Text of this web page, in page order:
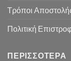
Τρόποι
Πολιτική
ΠΕΡΙΣΣΌΤΕΡΑ